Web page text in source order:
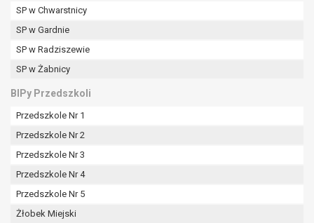
SP w Chwarstnicy
SP w Gardnie
SP w Radziszewie
SP w Żabnicy
BIPy Przedszkoli
Przedszkole Nr 1
Przedszkole Nr 2
Przedszkole Nr 3
Przedszkole Nr 4
Przedszkole Nr 5
Żłobek Miejski
organu nadzorczego na niezgodne z prawem
przetwarzanie Pani/Pana danych osobowych
przez administratora.
Organem właściwym do wniesienia skargi jest
W zależności od sfery, w której przetwarzane są
dane osobowe, podanie danych osobowych jest
umownym.
Pani/Pana dane nie będą poddawane
zautomatyzowanemu podejmowaniu decyzji, w